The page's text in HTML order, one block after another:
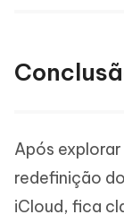
Após
redefinição
iCloud, fica